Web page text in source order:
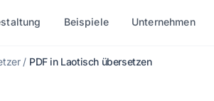
Beispiele Unternehmen
/ PDF in Laotisch übersetzen